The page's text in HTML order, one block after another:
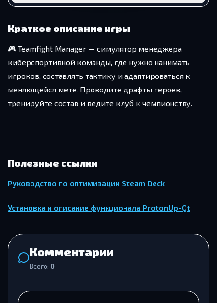
Краткое описание игры
🎮 Teamfight Manager — симулятор менеджера
киберспортивной команды, где нужно нанимать
игроков, составлять тактику и адаптироваться к
меняющейся мете. Проводите драфты героев,
тренируйте состав и ведите клуб к чемпионству.
Полезные ссылки
Руководство по оптимизации Steam Deck
Установка и описание функционала ProtonUp-Qt
Комментарии
Всего: 0